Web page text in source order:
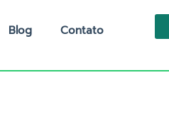
Blog Contato